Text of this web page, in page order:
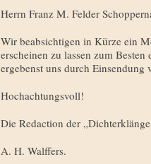
Herrn Franz M. Felder
Wir beabsichtigen in Kürze ein
erscheinen zu lassen zum
ergebenst uns durch
Hochachtungsvoll!
Die Redaction der
A. H. Walffers.